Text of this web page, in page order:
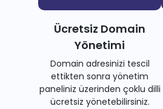
Ücretsiz Domain
Yönetimi
Domain adresinizi tescil
ettikten sonra yönetim
paneliniz üzerinden çoklu dilli
ücretsiz yönetebilirsiniz.